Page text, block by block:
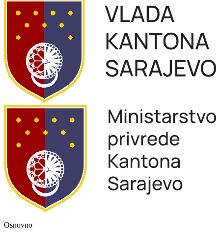
Osnovno